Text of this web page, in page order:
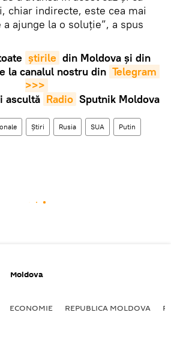
chiar indirecte, este cea mai
ajunge la o soluție”, a spus
știrile din Moldova și din
la canalul nostru din Telegram
>>>
ascultă Radio Sputnik Moldova
Știri Rusia SUA Putin
Moldova
ECONOMIE REPUBLICA MOLDOVA